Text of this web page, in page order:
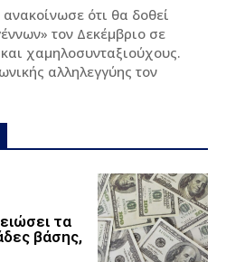
ότι θα δοθεί
τον Δεκέμβριο σε
χαμηλοσυνταξιούχους.
αλληλεγγύης τον
τα
βάσης,